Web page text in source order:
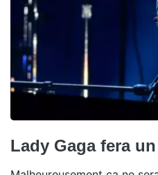
Lady Gaga fera